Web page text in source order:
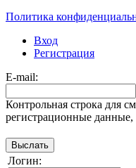
Политика
Вход
Регистрация
E-mail:
Контрольная строка для
регистрационные
Логин: